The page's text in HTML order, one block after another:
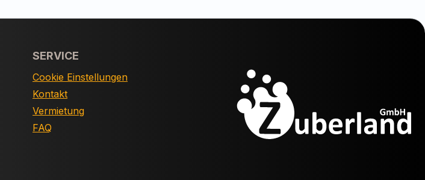
SERVICE
Cookie Einstellungen
Kontakt
Vermietung
FAQ